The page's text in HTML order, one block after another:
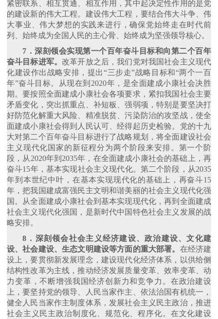
紧密联系、相互贯通、相互作用，其中起决定性作用的是党
的建设新的伟大工程。建设伟大工程，要结合伟大斗争、伟
大事业、伟大梦想的实践来进行，确保党始终走在时代前
列、始终成为全国人民的主心骨、始终成为坚强领导核心。
7．深刻领会实现第一个百年奋斗目标和向第二个百年
奋斗目标进军。改革开放之后，我们党对我国社会主义现代
化建设作出战略安排，提出“三步走”战略目标和“两个一百
年”奋斗目标。从现在到2020年，是全面建成小康社会决胜
期。要按照全面建成小康社会各项要求，紧扣我国社会主要
矛盾变化，突出抓重点、补短板、强弱项，特别是要坚决打
好防范化解重大风险、精准脱贫、污染防治的攻坚战，使全
面建成小康社会得到人民认可、经得起历史检验。党的十九
大对第二个百年奋斗目标进行了战略规划，将全面建设社会
主义现代化国家的新征程分为两个阶段来安排。第一个阶
段，从2020年到2035年，在全面建成小康社会的基础上，再
奋斗15年，基本实现社会主义现代化。第二个阶段，从2035
年到本世纪中叶，在基本实现现代化的基础上，再奋斗15
年，把我国建成富强民主文明和谐美丽的社会主义现代化强
国。从全面建成小康社会到基本实现现代化，再到全面建成
社会主义现代化强国，是新时代中国特色社会主义发展的战
略安排。
8．深刻领会社会主义经济建设、政治建设、文化建
设、社会建设、生态文明建设等方面的重大部署。 在经济建
设上，要贯彻新发展理念，建设现代化经济体系，以供给侧
结构性改革为主线，推动经济发展质量变革、效率变革、动
力变革，不断增强我国经济创新力和竞争力。在政治建设
上，要坚持党的领导、人民当家作主、依法治国有机统一，
健全人民当家作主制度体系，发展社会主义民主政治，推进
社会主义民主政治制度化、规范化、程序化。在文化建设